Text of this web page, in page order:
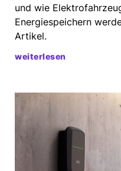
und wie
Energiespeichern
Artikel.
weiterlesen